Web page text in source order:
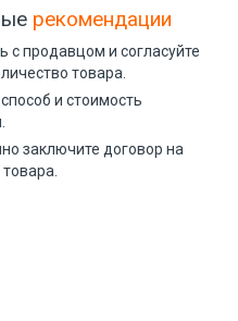
рекомендации
с продавцом и согласуйте
товара.
и стоимость
заключите договор на